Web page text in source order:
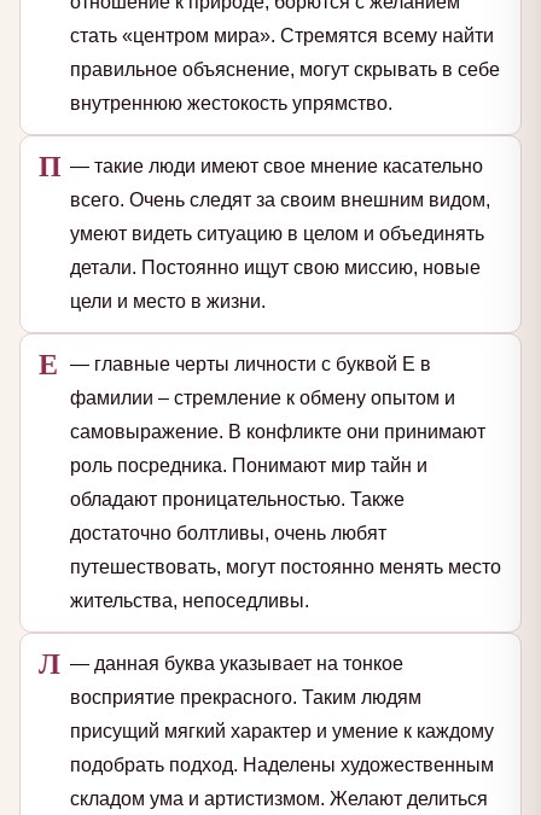
стать «центром мира». Стремятся всему найти
правильное объяснение, могут скрывать в себе
внутреннюю жестокость упрямство.
П — такие люди имеют свое мнение касательно
всего. Очень следят за своим внешним видом,
умеют видеть ситуацию в целом и объединять
детали. Постоянно ищут свою миссию, новые
цели и место в жизни.
Е
— главные черты личности с буквой Е в
фамилии – стремление к обмену опытом и
самовыражение. В конфликте они принимают
роль посредника. Понимают мир тайн и
обладают проницательностью. Также
достаточно болтливы, очень любят
путешествовать, могут постоянно менять место
жительства, непоседливы.
Л — данная буква указывает на тонкое
восприятие прекрасного. Таким людям
присущий мягкий характер и умение к каждому
подобрать подход. Наделены художественным
складом ума и артистизмом. Желают делиться